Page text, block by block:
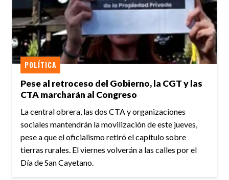
Pese al retroceso del Gobierno, la CGT y las
CTA marcharán al Congreso
POLÍTICA
La central obrera, las dos CTA y organizaciones
sociales mantendrán la movilización de este jueves,
pese a que el oficialismo retiró el capítulo sobre
tierras rurales. El viernes volverán a las calles por el
Día de San Cayetano.